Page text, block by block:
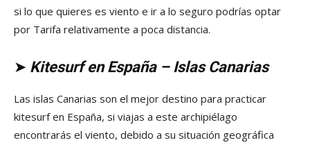
si lo que quieres es viento e ir a lo seguro podrías optar
por Tarifa relativamente a poca distancia.
➤ Kitesurf en España – Islas Canarias
Las islas Canarias son el mejor destino para practicar
kitesurf en España, si viajas a este archipiélago
encontrarás el viento, debido a su situación geográfica